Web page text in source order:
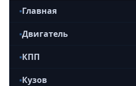
Главная
Двигатель
КПП
Кузов